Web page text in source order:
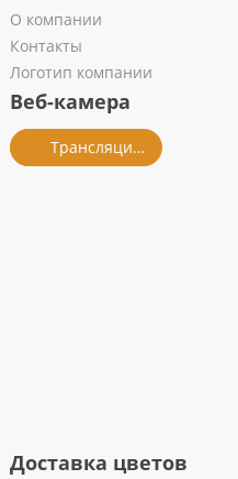
О компании
Контакты
Логотип компании
Веб-камера
Трансляция из салона
Доставка цветов